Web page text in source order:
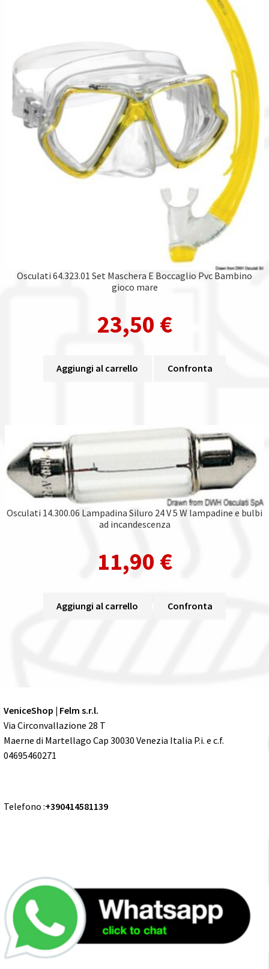
Osculati 64.323.01 Set Maschera E Boccaglio Pvc Bambino
gioco mare
23,50 €
Aggiungi al carrello Confronta
Osculati 14.300.06 Lampadina Siluro 24 V 5 W lampadine e bulbi
ad incandescenza
11,90 €
Aggiungi al carrello Confronta
VeniceShop | Felm s.r.l.
Via Circonvallazione 28 T
Maerne di Martellago Cap 30030 Venezia Italia P.i. e c.f.
04695460271
Telefono :+390414581139